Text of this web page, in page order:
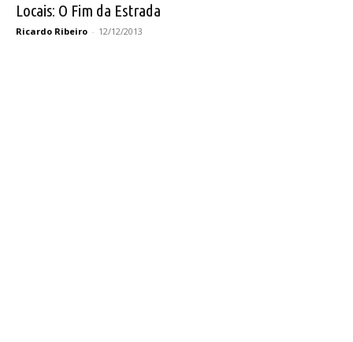
Locais: O Fim da Estrada
Ricardo Ribeiro - 12/12/2013